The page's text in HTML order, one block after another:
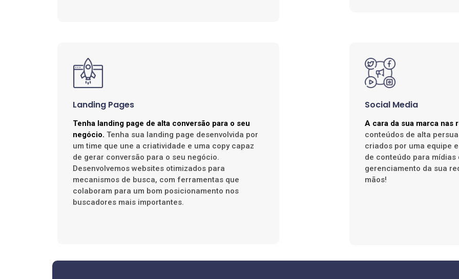
Landing Pages
Tenha landing page de alta conversão para o seu
negócio. Tenha sua landing page desenvolvida por
um time que une a criatividade e uma copy capaz
de gerar conversão para o seu negócio.
Desenvolvemos websites otimizados para
mecanismos de busca, com ferramentas que
colaboram para um bom posicionamento nos
buscadores mais importantes.
Social Media
A cara da sua marca nas
conteúdos de alta
criados por uma equipe
de conteúdo para mídias
gerenciamento da sua
mãos!